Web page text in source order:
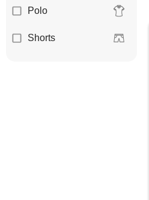
Polo
Shorts